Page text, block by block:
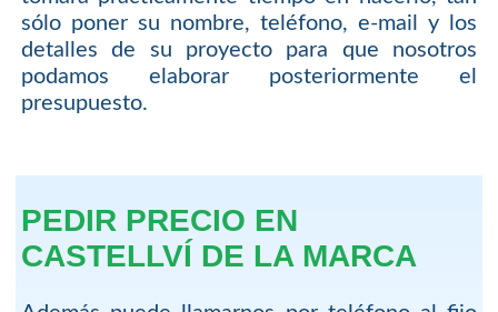
sólo poner su nombre, teléfono, e-mail y los
detalles de su proyecto para que nosotros
podamos elaborar posteriormente el
presupuesto.
PEDIR PRECIO EN
CASTELLVÍ DE LA MARCA